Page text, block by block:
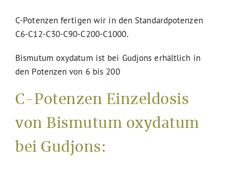
C-Potenzen fertigen wir in den Standardpotenzen
C6-C12-C30-C90-C200-C1000.
Bismutum oxydatum ist bei Gudjons erhältlich in
den Potenzen von 6 bis 200
C-Potenzen Einzeldosis
von Bismutum oxydatum
bei Gudjons: